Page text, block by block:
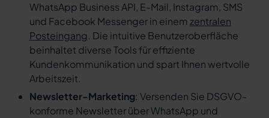
WhatsApp Business API, E-Mail, Instagram, SMS
und Facebook Messenger in einem zentralen
Posteingang. Die intuitive Benutzeroberfläche
beinhaltet diverse Tools für effiziente
Kundenkommunikation und spart Ihnen wertvolle
Arbeitszeit.
Newsletter-Marketing: Versenden Sie DSGVO-
konforme Newsletter über WhatsApp und